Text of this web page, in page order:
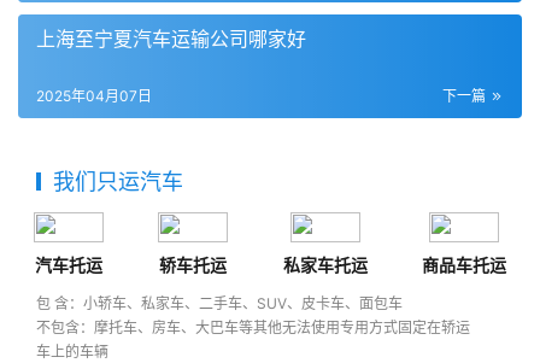
上海至宁夏汽车运输公司哪家好
下一篇
2025年04月07日
我们只运汽车
汽车托运 轿车托运 私家车托运 商品车托运
包 含：小轿车、私家车、二手车、SUV、皮卡车、面包车
不包含：摩托车、房车、大巴车等其他无法使用专用方式固定在轿运
车上的车辆